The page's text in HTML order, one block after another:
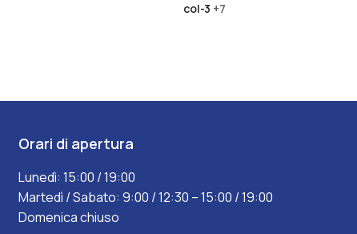
col-3 +7
Orari di apertura
Lunedì: 15:00 / 19:00
Martedì / Sabato: 9:00 / 12:30 – 15:00 / 19:00
Domenica chiuso